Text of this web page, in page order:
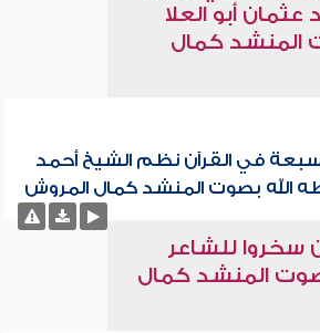
أبو العلا
المنشد كمال
في القرآن نظم الشيخ أحمد
الله بصوت المنشد كمال المروش
للشاعر
المنشد كمال